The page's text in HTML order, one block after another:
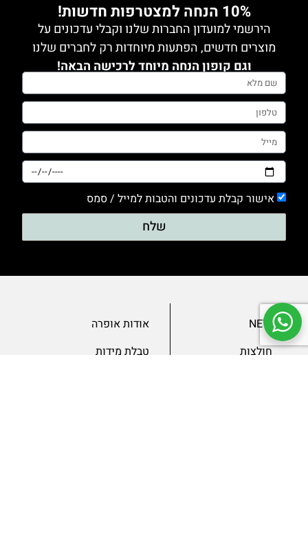
10% הנחה למצטרפות חדשות!
הירשמי למועדון החברות שלנו וקבלי עדכונים על
מוצרים חדשים, הפתעות מיוחדות רק לחברים שלנו
וגם קופון הנחה מיוחד לרכישה הבאה!
אישור קבלת עדכונים והטבות למייל / סמס
שלח
NEW
חולצות
אודות אופרה
טבלת מידות